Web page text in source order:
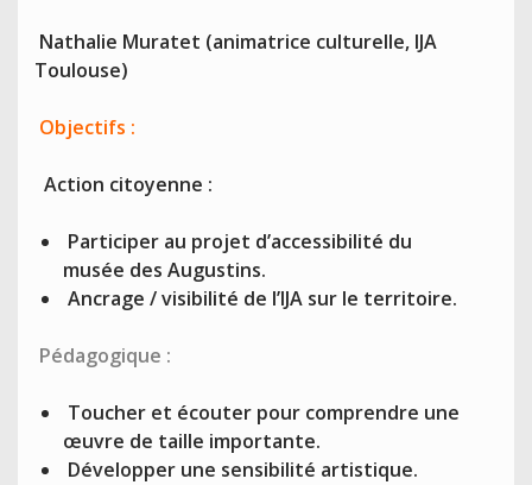
Nathalie Muratet (animatrice culturelle, IJA
Toulouse)
Objectifs :
Action citoyenne :
Participer au projet d’accessibilité du
musée des Augustins.
Ancrage / visibilité de l’IJA sur le territoire.
Pédagogique :
Toucher et écouter pour comprendre une
œuvre de taille importante.
Développer une sensibilité artistique.